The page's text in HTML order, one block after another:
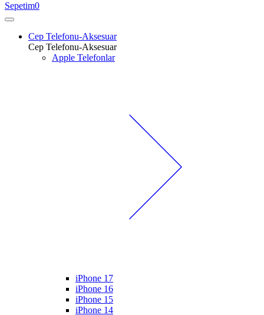
Sepetim0
Cep Telefonu-Aksesuar
Cep Telefonu-Aksesuar
Apple Telefonlar
iPhone 17
iPhone 16
iPhone 15
iPhone 14